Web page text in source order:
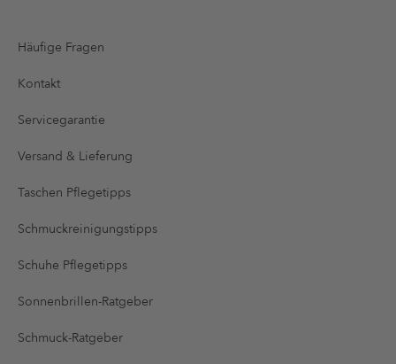
Häufige Fragen
Kontakt
Servicegarantie
Versand & Lieferung
Taschen Pflegetipps
Schmuckreinigungstipps
Schuhe Pflegetipps
Sonnenbrillen-Ratgeber
Schmuck-Ratgeber